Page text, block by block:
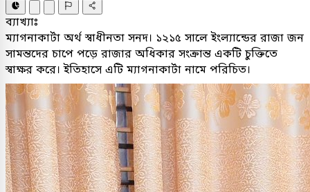
ব্যাখ্যাঃ
ম্যাগনাকার্টা অর্থ স্বাধীনতা সনদ। ১২১৫ সালে ইংল্যান্ডের রাজা জন
সামন্তদের চাপে পড়ে রাজার অধিকার সংক্রান্ত একটি চুক্তিতে
স্বাক্ষর করে। ইতিহাসে এটি ম্যাগনাকার্টা নামে পরিচিত।